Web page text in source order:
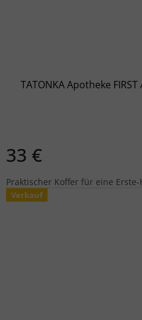
TATONKA Apotheke
33 €
Praktischer Koffer für eine
Verkauf